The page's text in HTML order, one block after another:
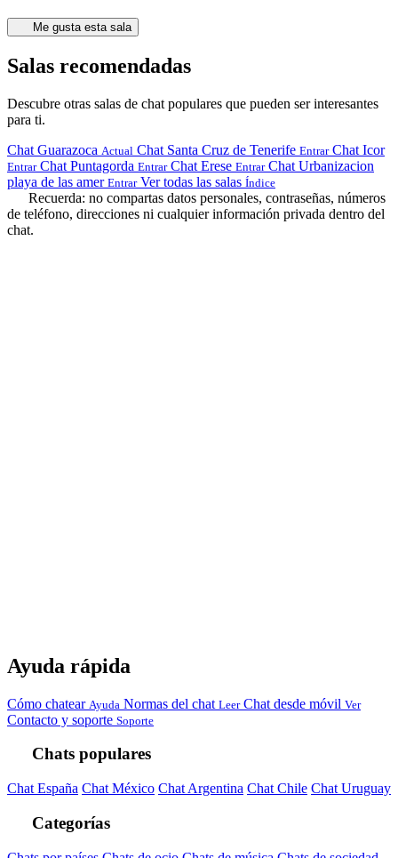
Me gusta esta sala
Salas recomendadas
Descubre otras salas de chat populares que pueden ser interesantes
para ti.
Chat Guarazoca Actual Chat Santa Cruz de Tenerife Entrar Chat Icor
Entrar Chat Puntagorda Entrar Chat Erese Entrar Chat Urbanizacion
playa de las amer Entrar Ver todas las salas Índice
Recuerda: no compartas datos personales, contraseñas, números
de teléfono, direcciones ni cualquier información privada dentro del
chat.
Ayuda rápida
Cómo chatear Ayuda Normas del chat Leer Chat desde móvil Ver
Contacto y soporte Soporte
Chats populares
Chat España Chat México Chat Argentina Chat Chile Chat Uruguay
Categorías